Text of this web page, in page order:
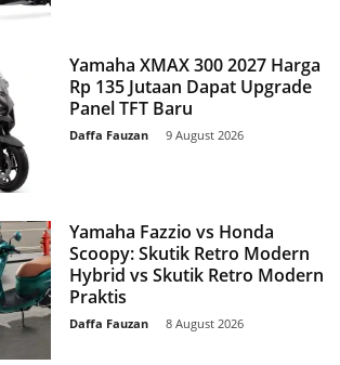
Yamaha XMAX 300 2027 Harga
Rp 135 Jutaan Dapat Upgrade
Panel TFT Baru
Daffa Fauzan 9 August 2026
Yamaha Fazzio vs Honda
Scoopy: Skutik Retro Modern
Hybrid vs Skutik Retro Modern
Praktis
Daffa Fauzan 8 August 2026